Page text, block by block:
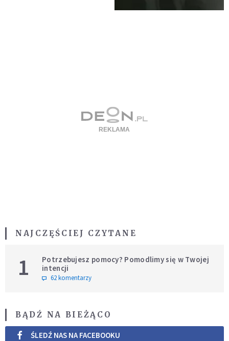
NAJCZĘŚCIEJ CZYTANE
1
Potrzebujesz pomocy? Pomodlimy się w Twojej
intencji
62 komentarzy
BĄDŹ NA BIEŻĄCO
ŚLEDŹ NAS NA FACEBOOKU